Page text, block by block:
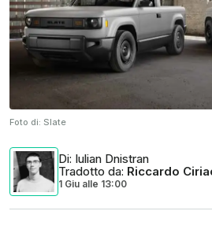
Foto di: Slate
Di: Iulian Dnistran
Tradotto da: Riccardo
1 Giu alle 13:00